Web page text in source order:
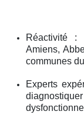
Réactivité :
Amiens,
communes
Experts